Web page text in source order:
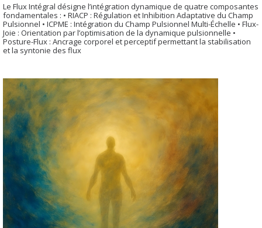
Le Flux Intégral désigne l’intégration dynamique de quatre composantes
fondamentales : • RIACP : Régulation et Inhibition Adaptative du Champ
Pulsionnel • ICPME : Intégration du Champ Pulsionnel Multi-Échelle • Flux-
Joie : Orientation par l’optimisation de la dynamique pulsionnelle •
Posture-Flux : Ancrage corporel et perceptif permettant la stabilisation
et la syntonie des flux